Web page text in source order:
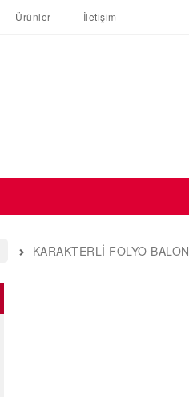
Ürünler İletişim
KARAKTERLİ FOLYO BALON